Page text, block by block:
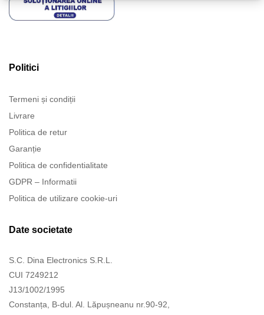
Politici
Termeni și condiții
Livrare
Politica de retur
Garanție
Politica de confidentialitate
GDPR – Informatii
Politica de utilizare cookie-uri
Date societate
S.C. Dina Electronics S.R.L.
CUI 7249212
J13/1002/1995
Constanța, B-dul. Al. Lăpușneanu nr.90-92,